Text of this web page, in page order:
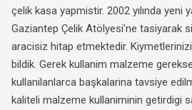
çelik kasa yapmistir. 2002 yılında yeni
Gaziantep Çelik Atölyesi’ne tasiyarak
aracisiz hitap etmektedir.
bildik. Gerek kullanim malzeme
kullanilanlarca başkalarina tavsiye
kaliteli malzeme kullaniminin getirdigi